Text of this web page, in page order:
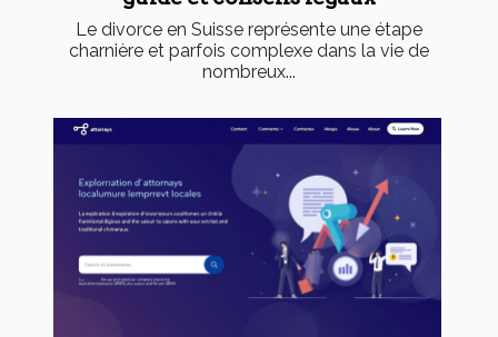
Le divorce en Suisse représente une étape
charnière et parfois complexe dans la vie de
nombreux...